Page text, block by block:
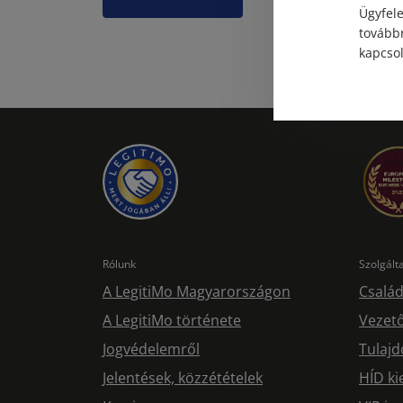
Rólunk
A LegitiMo Magyarországon
A LegitiMo története
Jogvédelemről
Jelentések, közzétételek
HÍD